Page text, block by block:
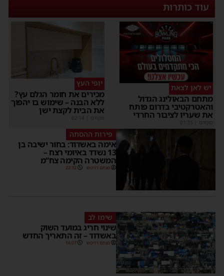
עוד כותרות
יש לאן לצאת
מתחם הבאולינג הגדול
והאטרקטיבי בדרום פותח
את שעריו לציבור החרדי
מקודם
יופי העץ
מכירים את חומר הגלם עץ?
ללא הבנה – שימוש בו יהפוך
את הבית לקצת ישן
מקודם
פירות ההסתה
אימה באשדוד: בחור ישיבה בן
13 נשדד באיומי רצח –
המשטרה הקימה צח”מ
מנחם דויטש 22:32
שימו לב
שינוי חריג במועד השוק
באשדוד – זה התאריך החדש
מנחם דויטש 16:07